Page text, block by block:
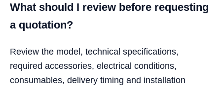
What should I review before requesting
a quotation?
Review the model, technical specifications,
required accessories, electrical conditions,
consumables, delivery timing and installation